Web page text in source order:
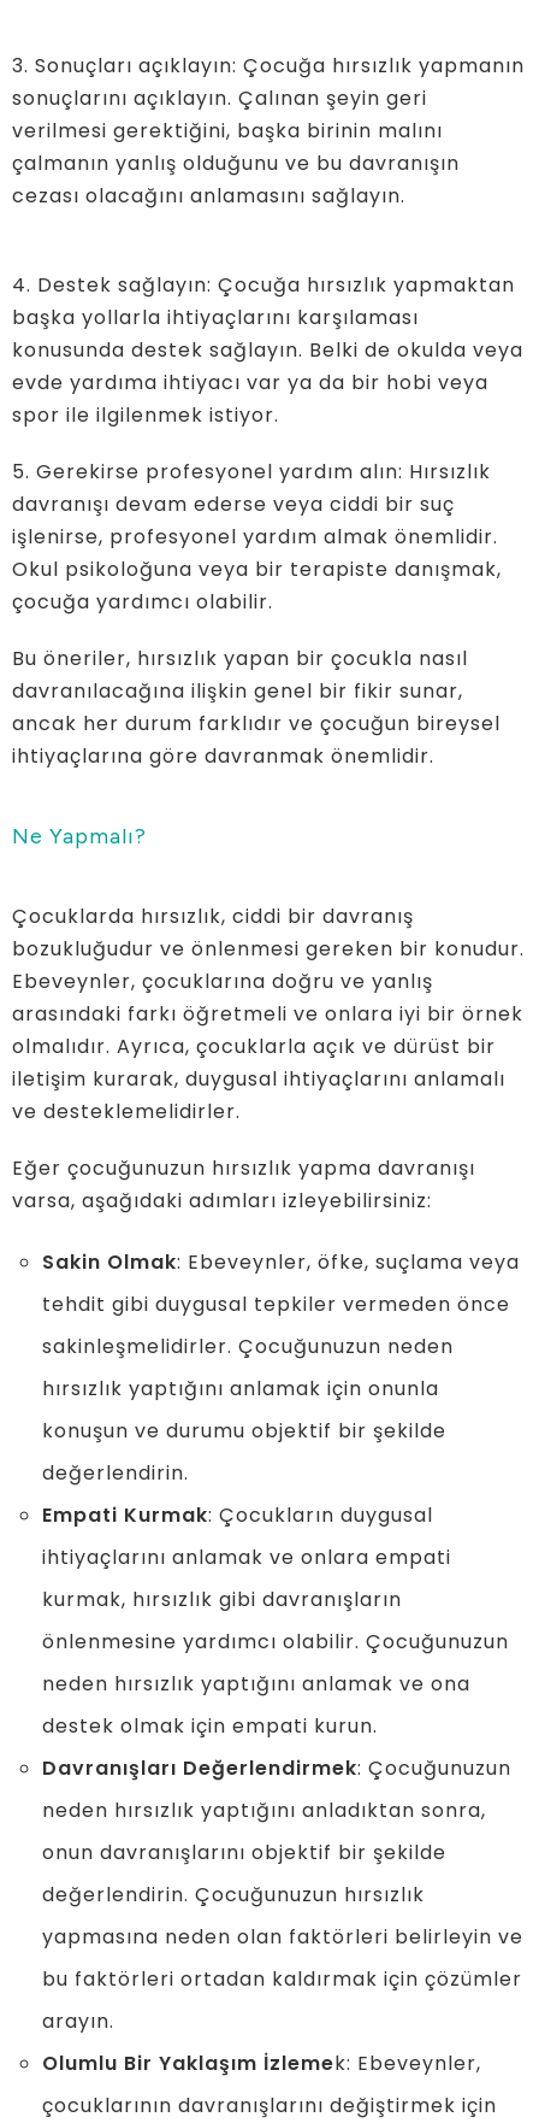
3. Sonuçları açıklayın: Çocuğa hırsızlık yapmanın
sonuçlarını açıklayın. Çalınan şeyin geri
verilmesi gerektiğini, başka birinin malını
çalmanın yanlış olduğunu ve bu davranışın
cezası olacağını anlamasını sağlayın.
4. Destek sağlayın: Çocuğa hırsızlık yapmaktan
başka yollarla ihtiyaçlarını karşılaması
konusunda destek sağlayın. Belki de okulda veya
evde yardıma ihtiyacı var ya da bir hobi veya
spor ile ilgilenmek istiyor.
5. Gerekirse profesyonel yardım alın: Hırsızlık
davranışı devam ederse veya ciddi bir suç
işlenirse, profesyonel yardım almak önemlidir.
Okul psikoloğuna veya bir terapiste danışmak,
çocuğa yardımcı olabilir.
Bu öneriler, hırsızlık yapan bir çocukla nasıl
davranılacağına ilişkin genel bir fikir sunar,
ancak her durum farklıdır ve çocuğun bireysel
ihtiyaçlarına göre davranmak önemlidir.
Ne Yapmalı?
Çocuklarda hırsızlık, ciddi bir davranış
bozukluğudur ve önlenmesi gereken bir konudur.
Ebeveynler, çocuklarına doğru ve yanlış
arasındaki farkı öğretmeli ve onlara iyi bir örnek
olmalıdır. Ayrıca, çocuklarla açık ve dürüst bir
iletişim kurarak, duygusal ihtiyaçlarını anlamalı
ve desteklemelidirler.
Eğer çocuğunuzun hırsızlık yapma davranışı
varsa, aşağıdaki adımları izleyebilirsiniz:
Sakin Olmak: Ebeveynler, öfke, suçlama veya
tehdit gibi duygusal tepkiler vermeden önce
sakinleşmelidirler. Çocuğunuzun neden
hırsızlık yaptığını anlamak için onunla
konuşun ve durumu objektif bir şekilde
değerlendirin.
Empati Kurmak: Çocukların duygusal
ihtiyaçlarını anlamak ve onlara empati
kurmak, hırsızlık gibi davranışların
önlenmesine yardımcı olabilir. Çocuğunuzun
neden hırsızlık yaptığını anlamak ve ona
destek olmak için empati kurun.
Davranışları Değerlendirmek: Çocuğunuzun
neden hırsızlık yaptığını anladıktan sonra,
onun davranışlarını objektif bir şekilde
değerlendirin. Çocuğunuzun hırsızlık
yapmasına neden olan faktörleri belirleyin ve
bu faktörleri ortadan kaldırmak için çözümler
arayın.
Olumlu Bir Yaklaşım İzlemek: Ebeveynler,
çocuklarının davranışlarını değiştirmek için